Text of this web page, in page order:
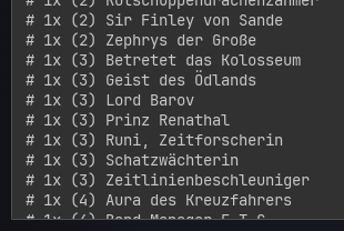
# 1x (2) Sir Finley von Sande
# 1x (2) Zephrys der Große
# 1x (3) Betretet das Kolosseum
# 1x (3) Geist des Ödlands
# 1x (3) Lord Barov
# 1x (3) Prinz Renathal
# 1x (3) Runi, Zeitforscherin
# 1x (3) Schatzwächterin
# 1x (3) Zeitlinienbeschleuniger
# 1x (4) Aura des Kreuzfahrers
# 1x (4) Band Manager E.T.C.